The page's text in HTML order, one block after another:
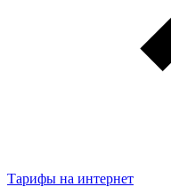
Тарифы на интернет